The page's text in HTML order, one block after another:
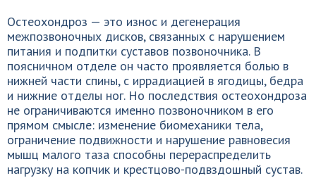
Остеохондроз — это износ и дегенерация
межпозвоночных дисков, связанных с нарушением
питания и подпитки суставов позвоночника. В
поясничном отделе он часто проявляется болью в
нижней части спины, с иррадиацией в ягодицы, бедра
и нижние отделы ног. Но последствия остеохондроза
не ограничиваются именно позвоночником в его
прямом смысле: изменение биомеханики тела,
ограничение подвижности и нарушение равновесия
мышц малого таза способны перераспределить
нагрузку на копчик и крестцово-подвздошный сустав.